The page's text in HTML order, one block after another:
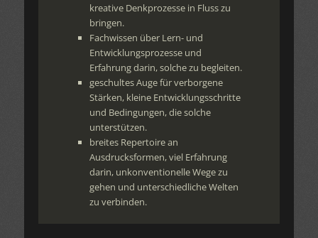
kreative Denkprozesse in Fluss zu
bringen.
Fachwissen über Lern- und
Entwicklungsprozesse und
Erfahrung darin, solche zu begleiten.
geschultes Auge für verborgene
Stärken, kleine Entwicklungsschritte
und Bedingungen, die solche
unterstützen.
breites Repertoire an
Ausdrucksformen, viel Erfahrung
darin, unkonventionelle Wege zu
gehen und unterschiedliche Welten
zu verbinden.